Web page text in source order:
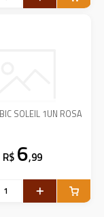
SOLEIL 1UN ROSA
R$ 6,99